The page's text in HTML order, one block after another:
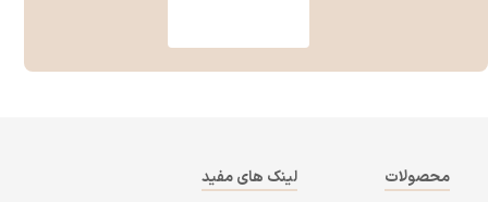
محصولات لینک های مفید